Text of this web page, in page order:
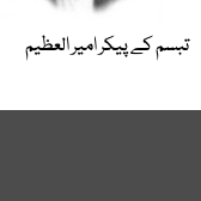
تبسم کے پیکر امیر العظیم